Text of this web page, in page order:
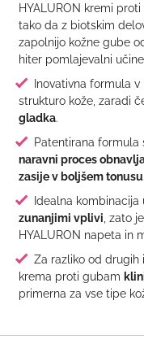
HYALURON kremi
tako da z biotskim
zapolnijo kožne gube
hiter pomlajevalni
Inovativna formula
strukturo kože, zaradi
gladka.
Patentirana formula
naravni proces
zasije v boljšem tonusu
Idealna kombinacija
zunanjimi vplivi, zato
HYALURON napeta in
Za razliko od drugih
krema proti gubam
primerna za vse tipe